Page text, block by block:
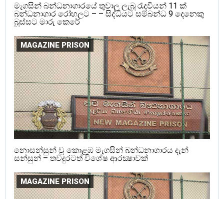
මැගසින් බන්ධනාගාරයේ තුවාල ලැබූ රැදවියන් 11 ක්
බන්ධනාගාර රෝහලට – – සිද්ධියට සම්බන්ධ 9 දෙනෙකු
බූස්සට මාරු කෙරේ
MAGAZINE PRISON
නොසන්සුන් වූ කොළඹ මැගසින් බන්ධනාගාරය දැන්
සන්සුන් – තවදුරටත් විශේෂ ආරක්‍ෂාවක්
MAGAZINE PRISON